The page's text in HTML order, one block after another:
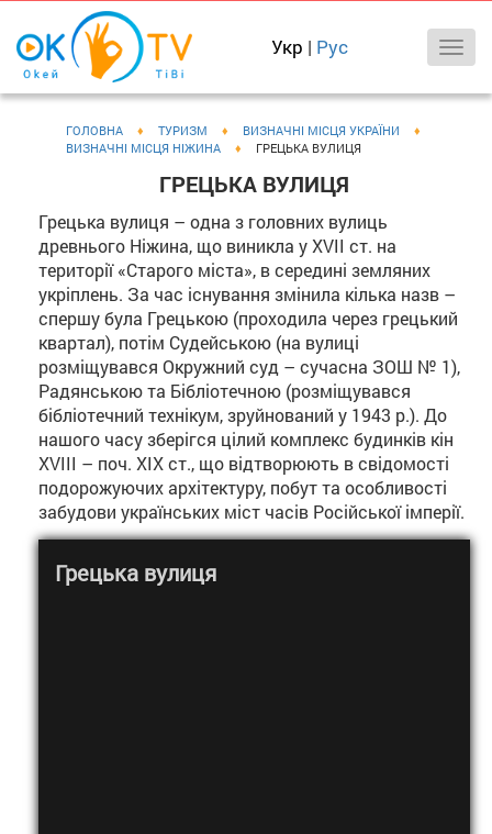
Укр | Рус
ГОЛОВНА ♦ ТУРИЗМ ♦ ВИЗНАЧНІ МІСЦЯ УКРАЇНИ
♦
ВИЗНАЧНІ МІСЦЯ НІЖИНА
♦ ГРЕЦЬКА ВУЛИЦЯ
ГРЕЦЬКА ВУЛИЦЯ
Грецька вулиця – одна з головних вулиць
древнього Ніжина, що виникла у XVII ст. на
території «Старого міста», в середині земляних
укріплень. За час існування змінила кілька назв –
спершу була Грецькою (проходила через грецький
квартал), потім Судейською (на вулиці
розміщувався Окружний суд – сучасна ЗОШ № 1),
Радянською та Бібліотечною (розміщувався
бібліотечний технікум, зруйнований у 1943 р.). До
нашого часу зберігся цілий комплекс будинків кін
XVIII – поч. ХІХ ст., що відтворюють в свідомості
подорожуючих архітектуру, побут та особливості
забудови українських міст часів Російської імперії.
Грецька вулиця